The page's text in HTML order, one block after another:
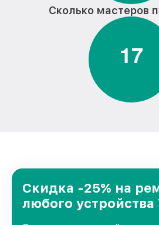
Сколько мастеров
17
Скидка -25% на
любого устройства